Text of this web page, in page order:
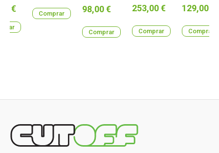
€ Comprar
Precio
98,00 €
Comprar
Precio
253,00 €
Comprar
Precio
129,00 €
Comprar